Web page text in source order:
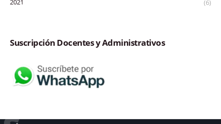
2021
(6)
Suscripción Docentes y Administrativos